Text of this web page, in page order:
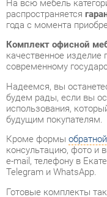
современному
Надеемся, вы
использования,
будущим покупателям.
Кроме формы обратной
консультацию, фото и
e-mail, телефону в
Telegram и WhatsApp.
Готовые комплекты
нашем шоу-руме и
TAIM-MAX 04 Венге,
центрального склада в
адресов и магазинов